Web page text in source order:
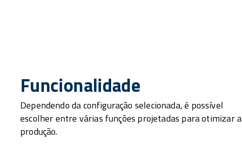
Funcionalidade
Dependendo da configuração selecionada, é possível
escolher entre várias funções projetadas para otimizar a
produção.